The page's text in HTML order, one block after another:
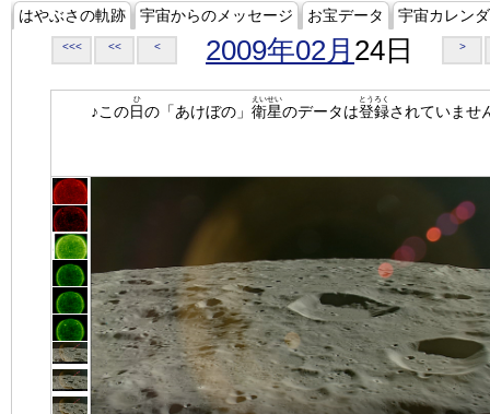
はやぶさの軌跡 宇宙からのメッセージ お宝データ 宇宙カレン
<<< << < 2009年02月 24日 >
♪この日
ひ
の「あけぼの」 衛星
えいせい
のデータは登録
とうろく
されていませ